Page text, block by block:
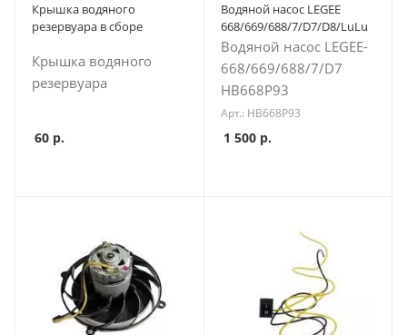
Крышка водяного
резервуара в сборе
Крышка водяного
резервуара
60 р.
Водяной насос LEGEE
668/669/688/7/D7/D8/LuLu
Водяной насос LEGEE-
668/669/688/7/D7
HB668P93
Арт.: HB668P93
1 500р.